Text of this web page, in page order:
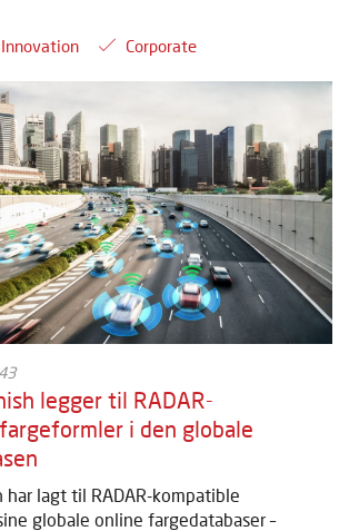
Innovation Corporate
legger til RADAR-
i den globale
har lagt til RADAR-kompatible
globale online fargedatabaser –